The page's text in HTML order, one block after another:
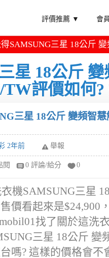
評價推薦 ▼ 會
SAMSUNG三星 18公斤
星 18公斤
TW評價如何?
三星 18公斤 變頻智
2年前 舉報
閱 0 評論/給分 0
機SAMSUNG三星
價看起來是$24,900
找了關於這洗
三星 18公斤 變
嗎? 這樣的價格會不